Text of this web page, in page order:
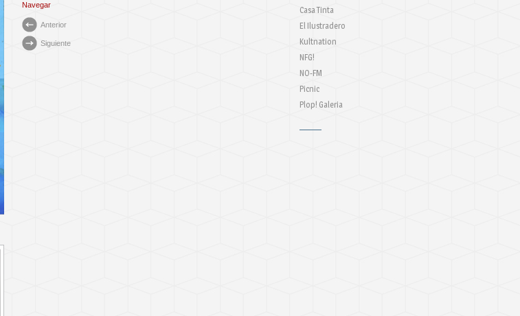
Navegar
Anterior
Siguiente
Casa Tinta
El Ilustradero
Kultnation
NFG!
NO-FM
Picnic
Plop! Galeria